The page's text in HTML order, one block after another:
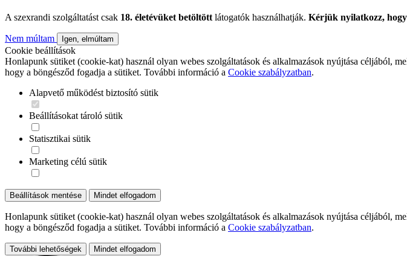
A szexrandi szolgáltatást csak 18. életévüket betöltött látogatók használhatják. Kérjük nyilatkozz,
Nem múltam Igen, elmúltam
Cookie beállítások
Honlapunk sütiket (cookie-kat) használ olyan webes szolgáltatások és alkalmazások nyújtása céljából,
hogy a böngésződ fogadja a sütiket. További információ a Cookie szabályzatban.
Alapvető működést biztosító sütik
Beállításokat tároló sütik
Statisztikai sütik
Marketing célú sütik
Beállítások mentése Mindet elfogadom
Honlapunk sütiket (cookie-kat) használ olyan webes szolgáltatások és alkalmazások nyújtása céljából,
hogy a böngésződ fogadja a sütiket. További információ a Cookie szabályzatban.
További lehetőségek Mindet elfogadom